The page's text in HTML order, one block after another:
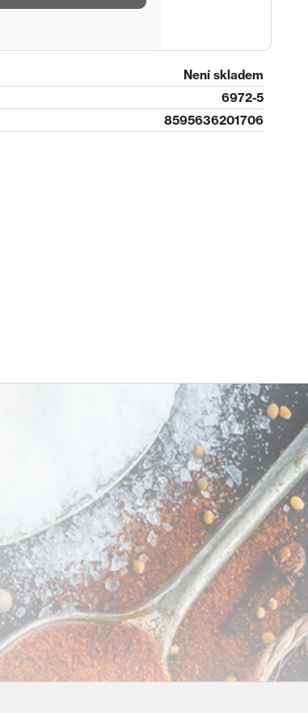
Není skladem
6972-5
8595636201706